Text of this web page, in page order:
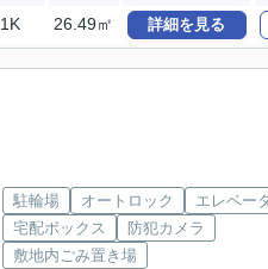
1K 26.49㎡ 詳細を見る
駐輪場 オートロック
エレベー
宅配ボックス
防犯カメラ
敷地内ごみ置き場